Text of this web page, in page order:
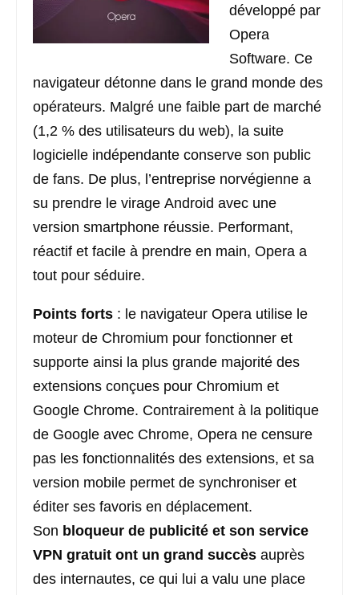
développé par
Opera
Software. Ce
navigateur détonne dans le grand monde des
opérateurs. Malgré une faible part de marché
(1,2 % des utilisateurs du web), la suite
logicielle indépendante conserve son public
de fans. De plus, l’entreprise norvégienne a
su prendre le virage Android avec une
version smartphone réussie. Performant,
réactif et facile à prendre en main, Opera a
tout pour séduire.
Points forts : le navigateur Opera utilise le
moteur de Chromium pour fonctionner et
supporte ainsi la plus grande majorité des
extensions conçues pour Chromium et
Google Chrome. Contrairement à la politique
de Google avec Chrome, Opera ne censure
pas les fonctionnalités des extensions, et sa
version mobile permet de synchroniser et
éditer ses favoris en déplacement.
Son bloqueur de publicité et son service
VPN gratuit ont un grand succès auprès
des internautes, ce qui lui a valu une place